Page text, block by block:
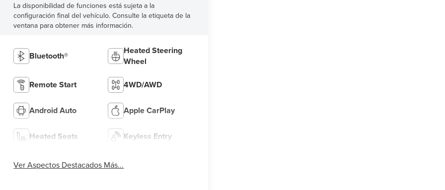
La disponibilidad de funciones está sujeta a la
configuración final del vehículo. Consulte la etiqueta de la
ventana para obtener más información.
Bluetooth®
Heated Steering
Wheel
Remote Start 4WD/AWD
Android Auto Apple CarPlay
Heated Seats Keyless Entry
Ver Aspectos Destacados Más...